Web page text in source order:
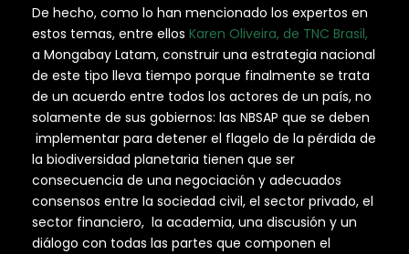
De hecho, como lo han mencionado los expertos en
estos temas, entre ellos Karen Oliveira, de TNC Brasil,
a Mongabay Latam, construir una estrategia nacional
de este tipo lleva tiempo porque finalmente se trata
de un acuerdo entre todos los actores de un país, no
solamente de sus gobiernos: las NBSAP que se deben
implementar para detener el flagelo de la pérdida de
la biodiversidad planetaria tienen que ser
consecuencia de una negociación y adecuados
consensos entre la sociedad civil, el sector privado, el
sector financiero, la academia, una discusión y un
diálogo con todas las partes que componen el